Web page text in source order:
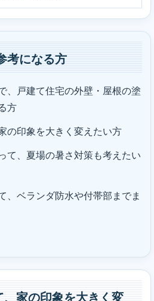
考になる方
、戸建て住宅の外壁・屋根の塗
方
の印象を大きく変えたい方
て、夏場の暑さ対策も考えたい
、ベランダ防水や付帯部までま
家の印象を大きく変